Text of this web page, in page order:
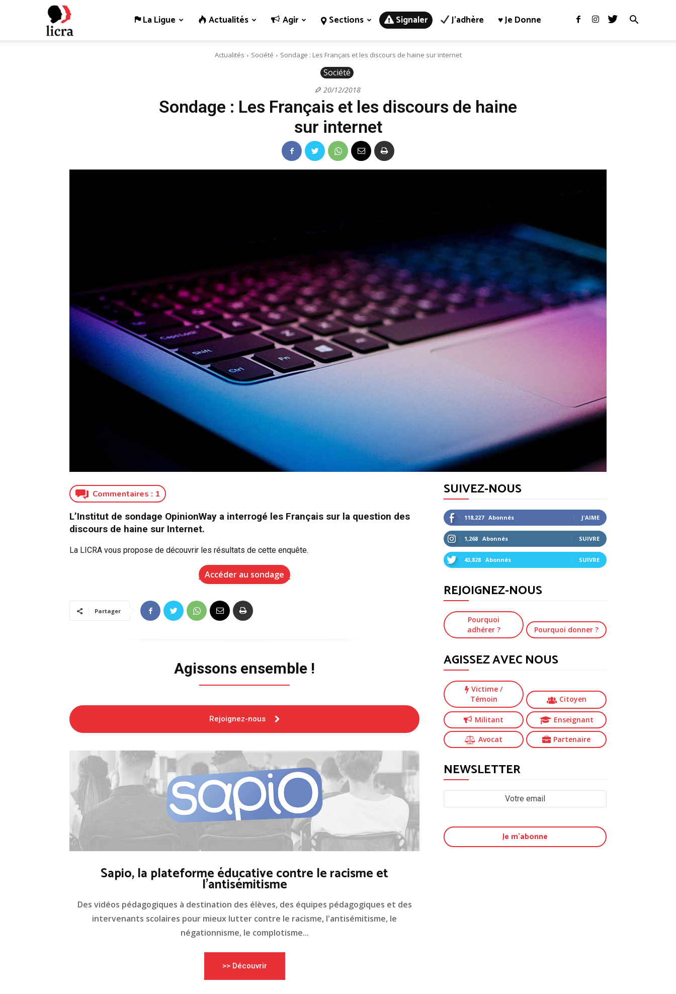
La Ligue Actualités Agir Sections Signaler J’adhère ♥ Je Donne
Actualités Société Sondage : Les Français et les discours de haine sur internet
Société
20/12/2018
Sondage : Les Français et les discours de haine
sur internet
Commentaires : 1
L’Institut de sondage OpinionWay a interrogé les Français sur la question des
discours de haine sur Internet.
La LICRA vous propose de découvrir les résultats de cette enquête.
Accéder au sondage
Partager
Agissons ensemble !
Rejoignez-nous
Sapio, la plateforme éducative contre le racisme et
l'antisémitisme
Des vidéos pédagogiques à destination des élèves, des équipes pédagogiques et des
intervenants scolaires pour mieux lutter contre le racisme, l'antisémitisme, le
négationnisme, le complotisme...
>> Découvrir
SUIVEZ-NOUS
118,227 Abonnés J'AIME
1,268 Abonnés SUIVRE
43,828 Abonnés SUIVRE
REJOIGNEZ-NOUS
Pourquoi
adhérer ?
Pourquoi donner ?
AGISSEZ AVEC NOUS
Victime/
Témoin
Citoyen
Militant Enseignant
Avocat Partenaire
NEWSLETTER